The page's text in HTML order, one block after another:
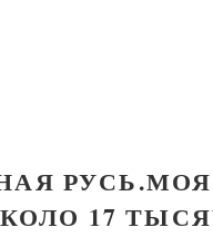
17